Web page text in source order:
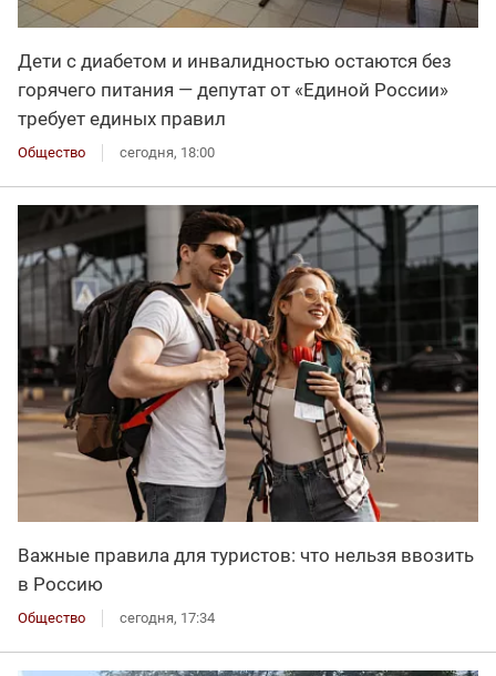
Дети с диабетом и инвалидностью остаются без
горячего питания — депутат от «Единой России»
требует единых правил
Общество сегодня, 18:00
Важные правила для туристов: что нельзя ввозить
в Россию
Общество сегодня, 17:34